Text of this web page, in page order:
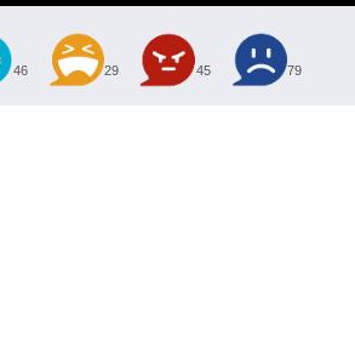
46 29 45 79